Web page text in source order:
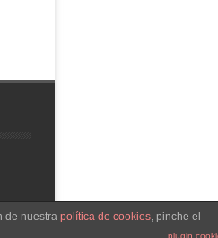
de nuestra política de cookies, pinche el
plugin